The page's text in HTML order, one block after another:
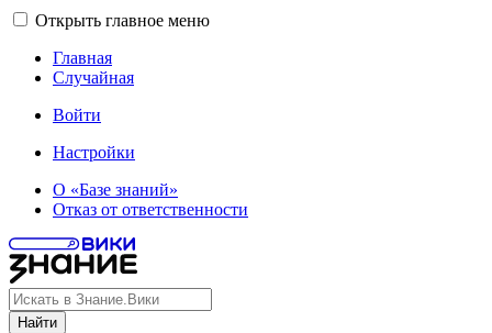
Открыть главное меню
Главная
Случайная
Войти
Настройки
О «Базе знаний»
Отказ от ответственности
Найти